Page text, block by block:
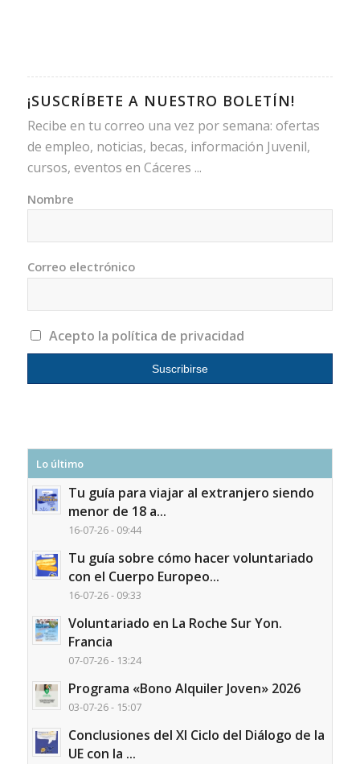
¡SUSCRÍBETE A NUESTRO BOLETÍN!
Recibe en tu correo una vez por semana: ofertas
de empleo, noticias, becas, información Juvenil,
cursos, eventos en Cáceres ...
Nombre
Correo electrónico
Acepto la política de privacidad
Lo último
Tu guía para viajar al extranjero siendo
menor de 18 a...
16-07-26 - 09:44
Tu guía sobre cómo hacer voluntariado
con el Cuerpo Europeo...
16-07-26 - 09:33
Voluntariado en La Roche Sur Yon.
Francia
07-07-26 - 13:24
Programa «Bono Alquiler Joven» 2026
03-07-26 - 15:07
Conclusiones del XI Ciclo del Diálogo de la
UE con la ...